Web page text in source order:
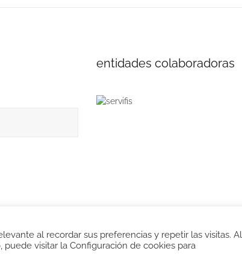
entidades colaboradoras
al recordar sus preferencias y repetir las visitas. Al
puede visitar la Configuración de cookies para